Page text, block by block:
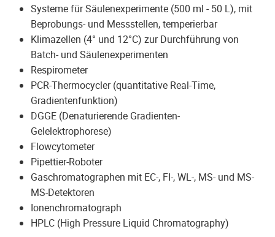
Systeme für Säulenexperimente (500 ml - 50 L), mit
Beprobungs- und Messstellen, temperierbar
Klimazellen (4° und 12°C) zur Durchführung von
Batch- und Säulenexperimenten
Respirometer
PCR-Thermocycler (quantitative Real-Time,
Gradientenfunktion)
DGGE (Denaturierende Gradienten-
Gelelektrophorese)
Flowcytometer
Pipettier-Roboter
Gaschromatographen mit EC-, FI-, WL-, MS- und MS-
MS-Detektoren
Ionenchromatograph
HPLC (High Pressure Liquid Chromatography)